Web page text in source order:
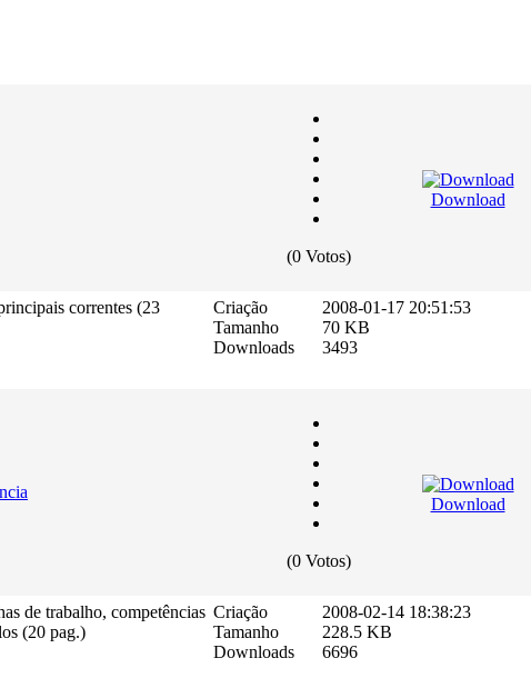
(0 Votos)
Download
correntes (23
Criação
Tamanho
Downloads
2008-01-17 20:51:53
70 KB
3493
(0 Votos)
Download
de trabalho, competências
(20 pag.)
Criação
Tamanho
Downloads
2008-02-14 18:38:23
228.5 KB
6696